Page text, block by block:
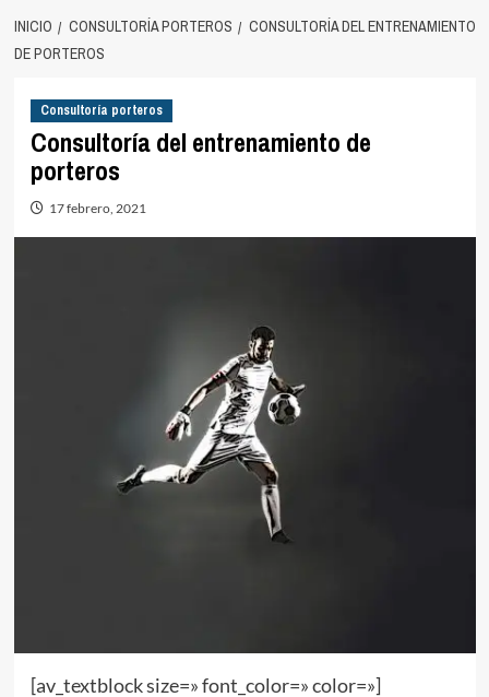
INICIO CONSULTORÍA PORTEROS
CONSULTORÍA DEL ENTRENAMIENTO
DE PORTEROS
Consultoría porteros
Consultoría del entrenamiento de
porteros
17 febrero, 2021
[av_textblock size=» font_color=» color=»]